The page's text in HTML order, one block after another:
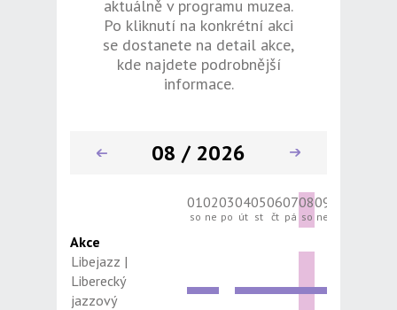
aktuálně v programu muzea.
Po kliknutí na konkrétní akci
se dostanete na detail akce,
kde najdete podrobnější
informace.
08 / 2026
01
so
02
ne
03
po
04
út
05
st
06
čt
07
pá
08
so
09
ne
Akce
Libejazz |
Liberecký
jazzový